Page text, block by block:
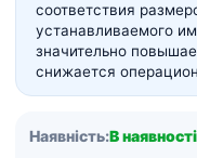
соответствия
устанавливаемого
значительно
снижается
Наявність:В наявності